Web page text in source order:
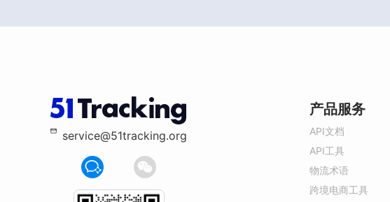
service@51tracking.org
产品服务
API文档
API工具
物流术语
跨境电商工具